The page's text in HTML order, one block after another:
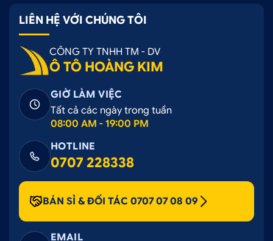
đi khuyết điểm xấu xí trên chiếc xe của bạn
Dán đổi màu đen mờ Hyundai Elantra
bám dính cực tốt, không bong tróc, không hở
mép trong quá trình sử dụng
Dán đổi màu đen mờ Hyundai Elantra cực bắt mắt
.
LIÊN HỆ VỚI CHÚNG TÔI
CÔNG TY TNHH TM - DV
Ô TÔ HOÀNG KIM
GIỜ LÀM VIỆC
Tất cả các ngày trong tuần
08:00 AM - 19:00 PM
HOTLINE
0707 228338
BÁN SỈ & ĐỐI TÁC 0707 07 08 09
EMAIL